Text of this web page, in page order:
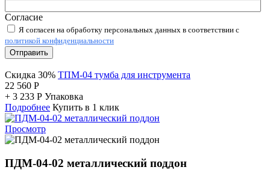
Согласие
Я согласен на обработку персональных данных в соответствии с
политикой конфиденциальности
Отправить
Скидка 30% ТПМ-04 тумба для инструмента
22 560 Р
+ 3 233 Р Упаковка
Подробнее Купить в 1 клик
Просмотр
ПДМ-04-02 металлический поддон